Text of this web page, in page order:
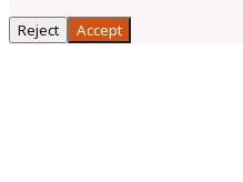
Reject Accept